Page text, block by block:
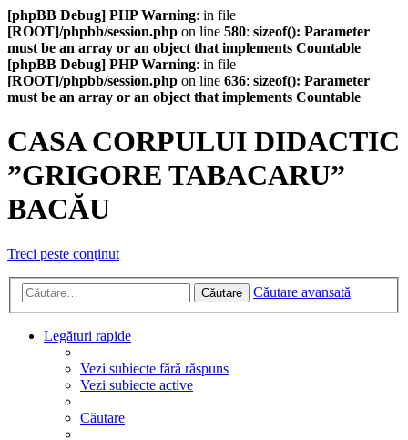
[phpBB Debug] PHP Warning: in file
[ROOT]/phpbb/session.php on line 580: sizeof(): Parameter
must be an array or an object that implements Countable
[phpBB Debug] PHP Warning: in file
[ROOT]/phpbb/session.php on line 636: sizeof(): Parameter
must be an array or an object that implements Countable
CASA CORPULUI DIDACTIC
”GRIGORE TABACARU”
BACĂU
Treci peste conţinut
Căutare Căutare avansată
Legături rapide
Vezi subiecte fără răspuns
Vezi subiecte active
Căutare